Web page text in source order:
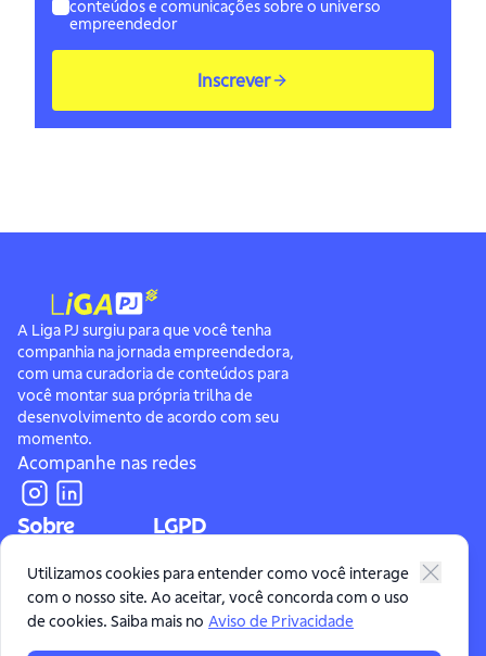
conteúdos e comunicações sobre o universo
empreendedor
Inscrever
A Liga PJ surgiu para que você tenha
companhia na jornada empreendedora,
com uma curadoria de conteúdos para
você montar sua própria trilha de
desenvolvimento de acordo com seu
momento.
Acompanhe nas redes
Sobre
Fale Conosco
LGPD
Portal de Requisição do Titular de Dados
Utilizamos cookies para entender como você interage
com o nosso site. Ao aceitar, você concorda com o uso
de cookies. Saiba mais no Aviso de Privacidade